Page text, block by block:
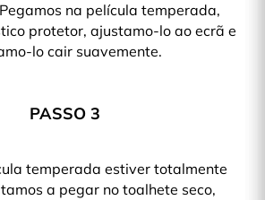
na película temperada,
protetor, ajustamo-lo ao ecrã e
lo cair suavemente.
PASSO 3
temperada estiver totalmente
a pegar no toalhete seco,